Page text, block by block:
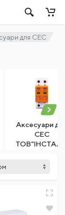
для СЕС
Аксесуари
СЕС